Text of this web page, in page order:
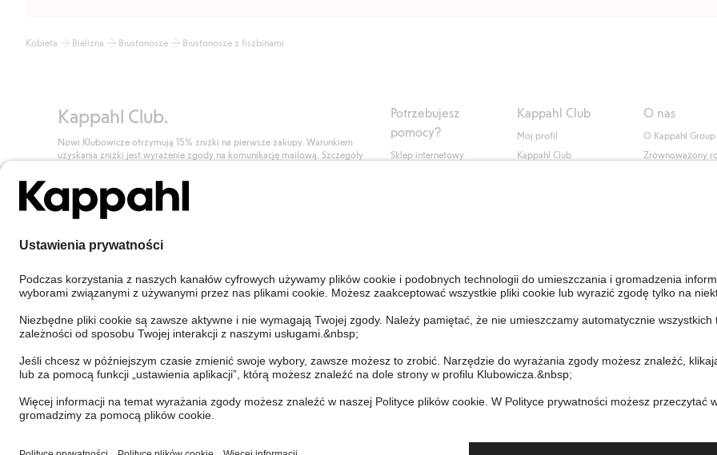
Kobieta Bielizna Biustonosze Biustonosze z fiszbinami
Kappahl Club.
Nowi Klubowicze otrzymują 15% zniżki na pierwsze zakupy. Warunkiem
uzyskania zniżki jest wyrażenie zgody na komunikację mailową. Szczegóły
Dołącz do Klubu!
Potrzebujesz
pomocy?
Sklep internetowy
Personal Styling
Odstąp od umowy
Kappahl Club
Mój profil
Kappahl Club
O nas
O Kappahl Group
Zrównoważony
Poland Zmień kraj